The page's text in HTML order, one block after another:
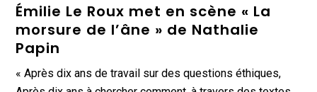
Émilie Le Roux met en scène « La
morsure de l’âne » de Nathalie
Papin
« Après dix ans de travail sur des questions éthiques,